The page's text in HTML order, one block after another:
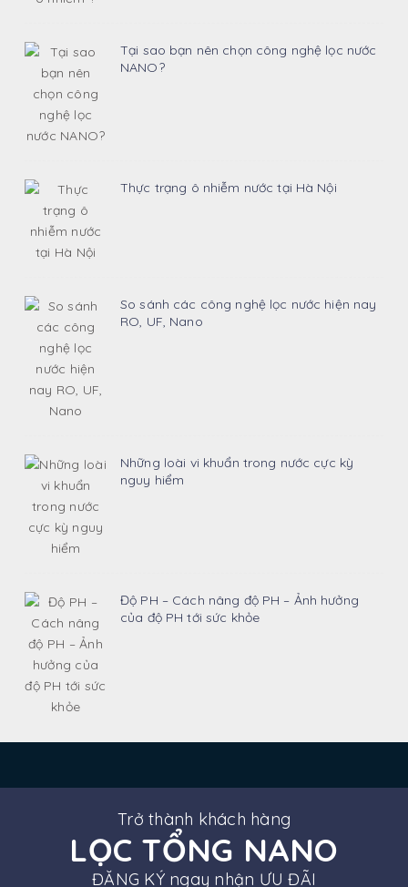
Tại sao bạn nên chọn công nghệ lọc nước
NANO?
Thực trạng ô nhiễm nước tại Hà Nội
So sánh các công nghệ lọc nước hiện nay
RO, UF, Nano
Những loài vi khuẩn trong nước cực kỳ
nguy hiểm
Độ PH – Cách nâng độ PH – Ảnh hưởng
của độ PH tới sức khỏe
Trở thành khách hàng
LỌC TỔNG NANO
ĐĂNG KÝ ngay nhận ƯU ĐÃI